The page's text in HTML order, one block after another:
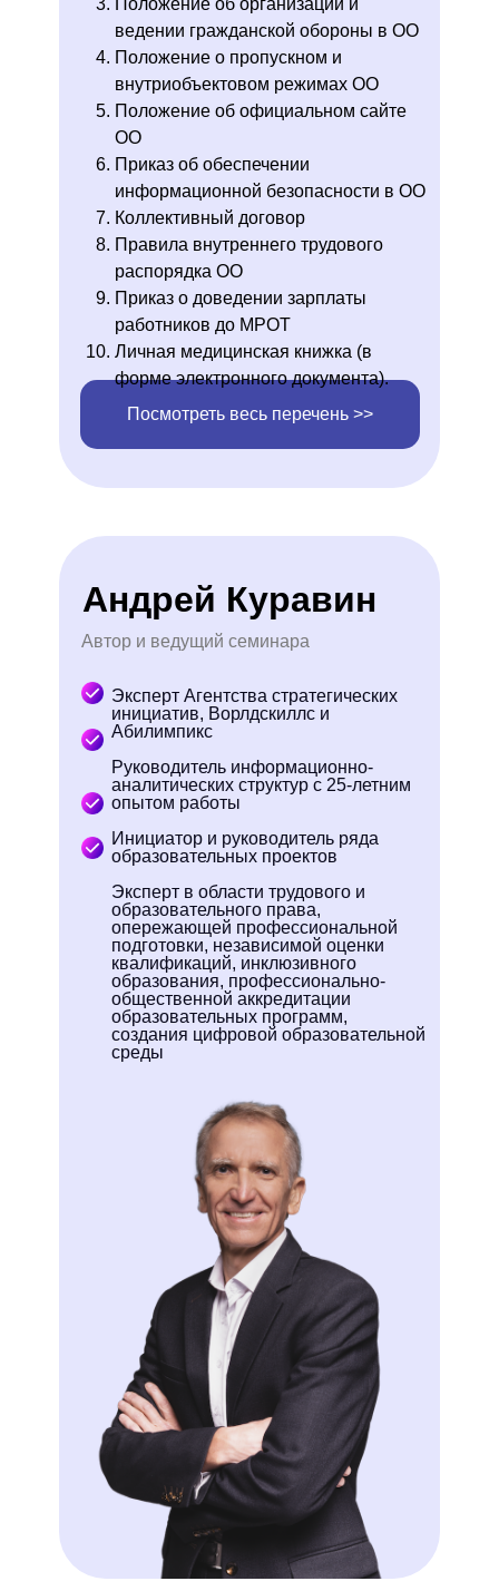
Посмотреть весь перечень >>
Положение об организации и
ведении гражданской обороны в ОО
Положение о пропускном и
внутриобъектовом режимах ОО
Положение об официальном сайте
ОО
Приказ об обеспечении
информационной безопасности в ОО
Коллективный договор
Правила внутреннего трудового
распорядка ОО
Приказ о доведении зарплаты
работников до МРОТ
Личная медицинская книжка (в
форме электронного документа).
Эксперт Агентства стратегических
инициатив, Ворлдскиллс и
Абилимпикс
Руководитель информационно-
аналитических структур с 25-летним
опытом работы
Инициатор и руководитель ряда
образовательных проектов
Эксперт в области трудового и
образовательного права,
опережающей профессиональной
подготовки, независимой оценки
квалификаций, инклюзивного
образования, профессионально-
общественной аккредитации
образовательных программ,
создания цифровой образовательной
среды
Автор и ведущий семинара
Андрей Куравин